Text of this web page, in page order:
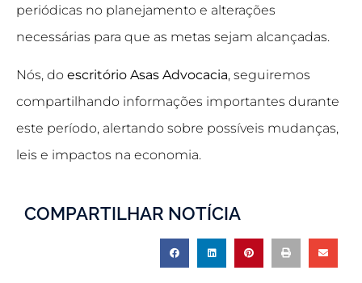
periódicas no planejamento e alterações
necessárias para que as metas sejam alcançadas.
Nós, do escritório Asas Advocacia, seguiremos
compartilhando informações importantes durante
este período, alertando sobre possíveis mudanças,
leis e impactos na economia.
COMPARTILHAR NOTÍCIA